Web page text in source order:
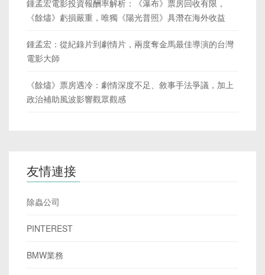
鍾孟宏電影投資報酬率解析：《瀑布》票房回收有限，
《餘燼》虧損嚴重，唯獨《陽光普照》具潛在海外收益
鍾孟宏：從紀錄片到劇情片，兩度奪金馬最佳導演的台灣
電影大師
《餘燼》票房遇冷：劇情深度不足、敘事手法爭議，加上
政治補助風波影響觀眾觀感
友情連接
除蟲公司
PINTEREST
BMW業務